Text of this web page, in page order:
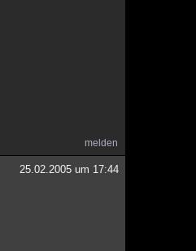
melden
25.02.2005 um 17:44